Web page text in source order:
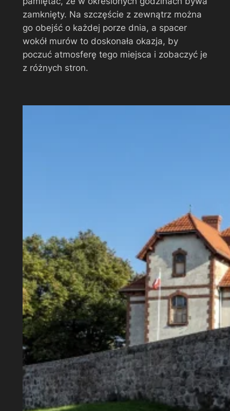
zamknięty. Na szczęście z zewnątrz można
go obejść o każdej porze dnia, a spacer
wokół murów to doskonała okazja, by
poczuć atmosferę tego miejsca i zobaczyć je
z różnych stron.